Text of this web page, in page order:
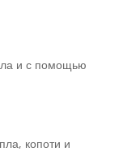
и с помощью
копоти и